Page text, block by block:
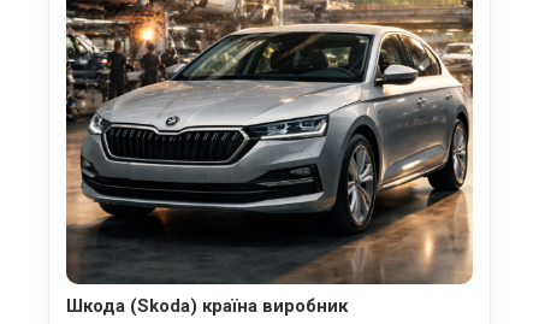
Шкода (Skoda) країна виробник